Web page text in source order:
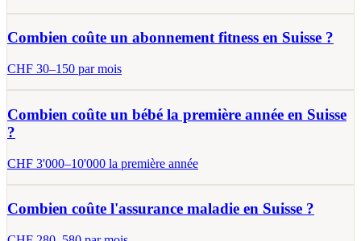
Combien coûte un abonnement fitness en Suisse ?
CHF 30–150 par mois
Combien coûte un bébé la première année en Suisse
?
CHF 3'000–10'000 la première année
Combien coûte l'assurance maladie en Suisse ?